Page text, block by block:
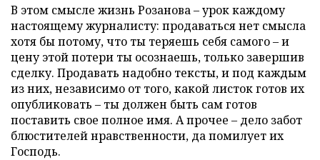
В этом смысле жизнь Розанова – урок каждому
настоящему журналисту: продаваться нет смысла
хотя бы потому, что ты теряешь себя самого – и
цену этой потери ты осознаешь, только завершив
сделку. Продавать надобно тексты, и под каждым
из них, независимо от того, какой листок готов их
опубликовать – ты должен быть сам готов
поставить свое полное имя. А прочее – дело забот
блюстителей нравственности, да помилует их
Господь.